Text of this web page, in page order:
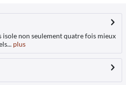
isole non seulement quatre fois mieux
plus